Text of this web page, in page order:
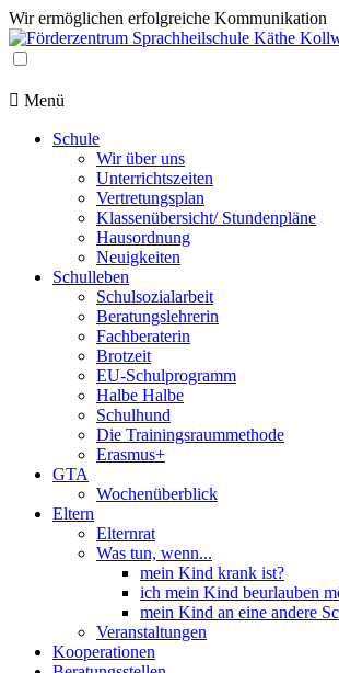
Wir ermöglichen erfolgreiche Kommunikation
Menü
Schule
Wir über uns
Unterrichtszeiten
Vertretungsplan
Klassenübersicht/ Stundenpläne
Hausordnung
Neuigkeiten
Schulleben
Schulsozialarbeit
Beratungslehrerin
Fachberaterin
Brotzeit
EU-Schulprogramm
Halbe Halbe
Schulhund
Die Trainingsraummethode
Erasmus+
GTA
Wochenüberblick
Eltern
Elternrat
Was tun, wenn...
mein Kind krank ist?
ich mein Kind beurlauben
mein Kind an eine andere
Veranstaltungen
Kooperationen